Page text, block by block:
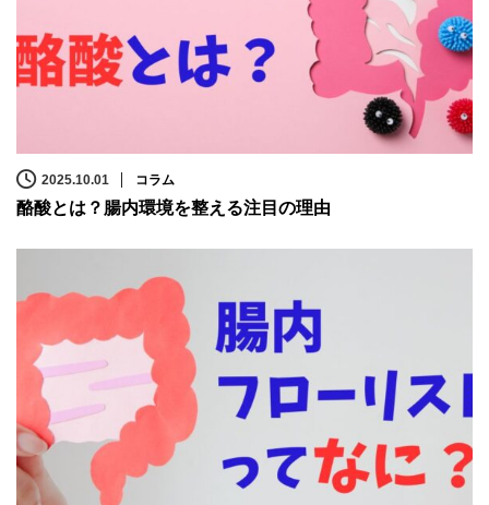
2025.10.01 コラム
酪酸とは？腸内環境を整える注目の理由